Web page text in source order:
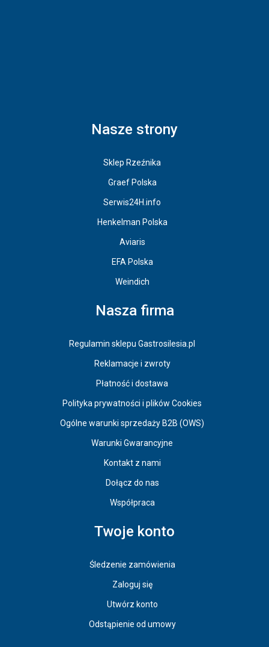
Nasze strony
Sklep Rzeźnika
Graef Polska
Serwis24H.info
Henkelman Polska
Aviaris
EFA Polska
Weindich
Nasza firma
Regulamin sklepu Gastrosilesia.pl
Reklamacje i zwroty
Płatność i dostawa
Polityka prywatności i plików Cookies
Ogólne warunki sprzedaży B2B (OWS)
Warunki Gwarancyjne
Kontakt z nami
Dołącz do nas
Współpraca
Twoje konto
Śledzenie zamówienia
Zaloguj się
Utwórz konto
Odstąpienie od umowy